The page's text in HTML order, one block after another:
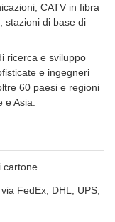
CATV in fibra
stazioni di base di
ricerca e sviluppo
e ingegneri
60 paesi e regioni
Asia.
cartone
FedEx, DHL, UPS,